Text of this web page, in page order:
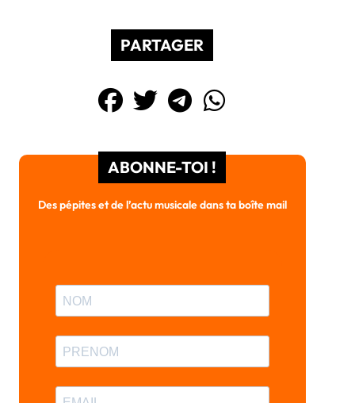
PARTAGER
ABONNE-TOI !
Des pépites et de l’actu musicale dans ta boîte mail